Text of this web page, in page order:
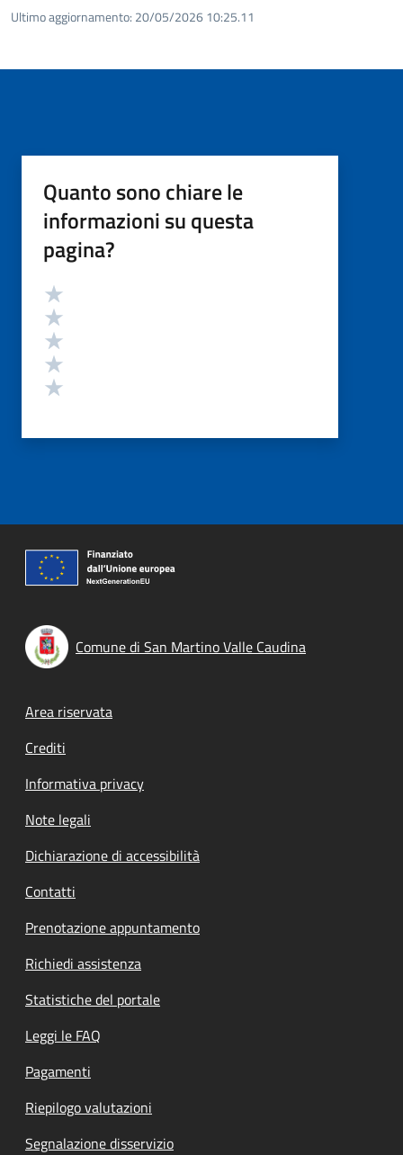
Ultimo aggiornamento: 20/05/2026 10:25.11
Quanto sono chiare le
informazioni su questa
pagina?
Valutazione
Comune di San Martino Valle Caudina
Footer menu
Area riservata
Crediti
Informativa privacy
Note legali
Dichiarazione di accessibilità
Contatti
Prenotazione appuntamento
Richiedi assistenza
Statistiche del portale
Leggi le FAQ
Pagamenti
Riepilogo valutazioni
Segnalazione disservizio